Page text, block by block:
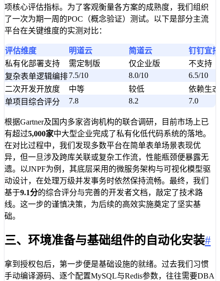
项核心评估指标。为了客观衡量各方案的成熟度，我们组织
了一次为期一周的POC（概念验证）测试。以下是部分主流
平台在关键维度的实测对比：
评估维度 明道云 简道云
钉钉宜搭
私有化部署支持
需定制版 仅企业版
不支持
复杂表单逻辑编排7.5/10 8.0/10
6.5/10
二次开发开放度
中等 较低
依赖生态
单项目综合评分
7.8 8.2 7.0
根据Gartner及国内多家咨询机构的联合调研，目前市场上已
有超过5,000家中大型企业完成了私有化低代码系统的落地。
在对比过程中，我们发现多数平台在简单表单场景表现优
异，但一旦涉及跨库关联或复杂工作流，性能瓶颈便暴露无
遗。以JNPF为例，其底层采用的微服务架构与可视化模型驱
动设计，在处理万级并发事务时依然保持流畅。最终，我们
基于9.1分的综合评分与完善的开发者文档，敲定了技术路
线。这一步的谨慎决策，为后续的高效实施奠定了坚实基
础。
三、环境准备与基础组件的自动化安装#
拿到授权包后，第一步便是基础设施的就绪。过去我们习惯
手动编译源码、逐个配置MySQL与Redis参数，往往需要DBA